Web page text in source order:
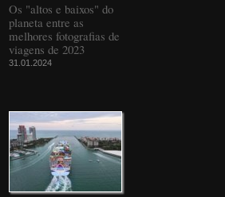
Os "altos e baixos" do
planeta entre as
melhores fotografias de
viagens de 2023
31.01.2024